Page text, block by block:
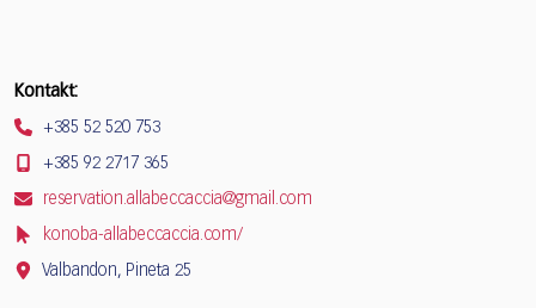
Kontakt:
+385 52 520 753
+385 92 2717 365
reservation.allabeccaccia@gmail.com
konoba-allabeccaccia.com/
Valbandon, Pineta 25